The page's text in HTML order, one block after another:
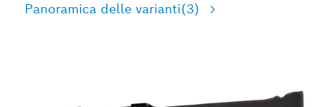
Panoramica delle varianti(3)